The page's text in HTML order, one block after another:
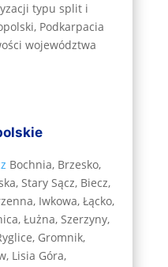
typu split i
Podkarpacia
województwa
Bochnia, Brzesko,
Stary Sącz, Biecz,
Iwkowa, Łącko,
Łużna, Szerzyny,
Gromnik,
Lisia Góra,